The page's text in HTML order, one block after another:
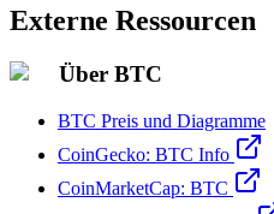
Externe Ressourcen
Über BTC
BTC Preis und Diagramme
CoinGecko: BTC Info
CoinMarketCap: BTC